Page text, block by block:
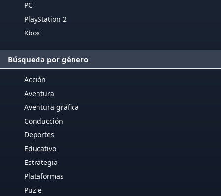
PC
PlayStation 2
Xbox
Búsqueda por género
Acción
Aventura
Aventura gráfica
Conducción
Deportes
Educativo
Estrategia
Plataformas
Puzle